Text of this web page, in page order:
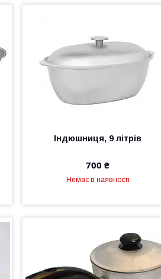
Індюшниця, 9 літрів
700 ₴
Немає в наявності